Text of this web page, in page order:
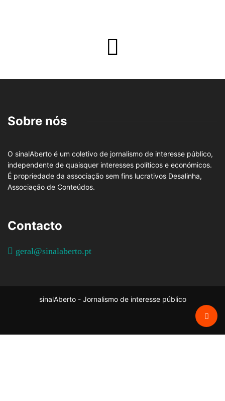
Sobre nós
O sinalAberto é um coletivo de jornalismo de interesse público,
independente de quaisquer interesses políticos e económicos.
É propriedade da associação sem fins lucrativos Desalinha,
Associação de Conteúdos.
Contacto
geral@sinalaberto.pt
sinalAberto - Jornalismo de interesse público